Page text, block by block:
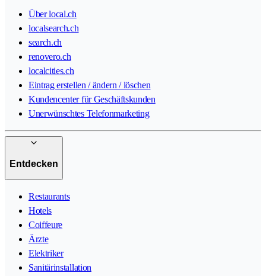
Über local.ch
localsearch.ch
search.ch
renovero.ch
localcities.ch
Eintrag erstellen / ändern / löschen
Kundencenter für Geschäftskunden
Unerwünschtes Telefonmarketing
Entdecken
Restaurants
Hotels
Coiffeure
Ärzte
Elektriker
Sanitärinstallation